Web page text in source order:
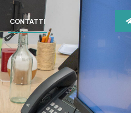
CONTATTI